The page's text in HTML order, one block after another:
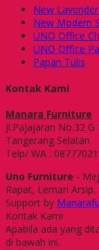
New
New Modern
UNO Office
UNO Office
Papan Tulis
Kontak Kami
Manara Furniture
Jl.Pajajaran No.32
Tangerang Selatan
Telp/ WA :
Uno Furniture -
Rapat, Lemari
Support by
Kontak Kami
Apabila ada yang
di bawah ini.